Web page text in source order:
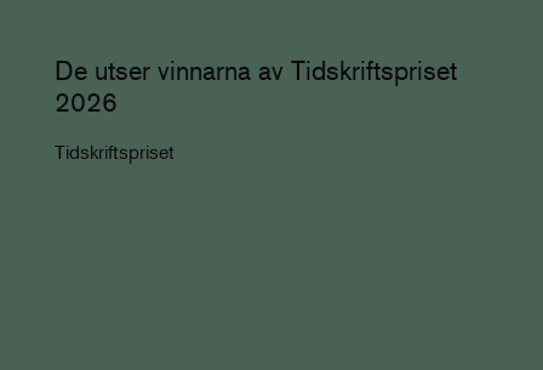
De utser vinnarna av Tidskriftspriset
2026
Tidskriftspriset